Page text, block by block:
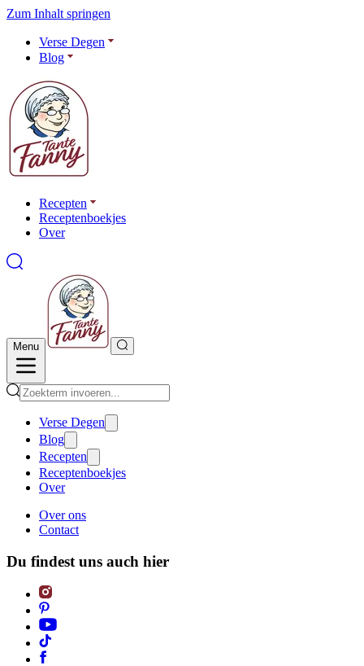
Zum Inhalt springen
Verse Degen
Blog
Recepten
Receptenboekjes
Over
Menu
Verse Degen
Blog
Recepten
Receptenboekjes
Over
Over ons
Contact
Du findest uns auch hier